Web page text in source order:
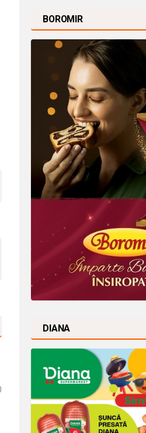
BOROMIR
DIANA